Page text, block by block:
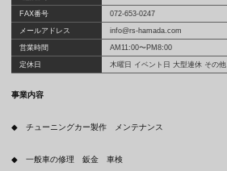
FAX番号 072-653-0247
メールアドレス info@rs-hamada.com
営業時間 AM11:00〜PM8:00
定休日 木曜日 イベント日 大型連休 その他
事業内容
◆ チューニングカー製作 メンテナンス
◆ 一般車の修理 鈑金 車検